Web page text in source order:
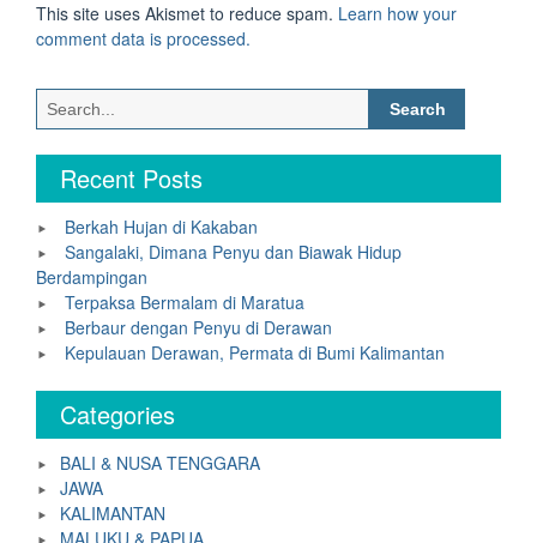
This site uses Akismet to reduce spam. Learn how your
comment data is processed.
Search
for:
Recent Posts
Berkah Hujan di Kakaban
Sangalaki, Dimana Penyu dan Biawak Hidup
Berdampingan
Terpaksa Bermalam di Maratua
Berbaur dengan Penyu di Derawan
Kepulauan Derawan, Permata di Bumi Kalimantan
Categories
BALI & NUSA TENGGARA
JAWA
KALIMANTAN